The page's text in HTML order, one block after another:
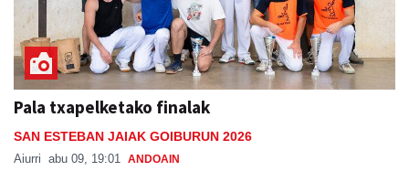
Pala txapelketako finalak
SAN ESTEBAN JAIAK GOIBURUN 2026
Aiurri abu 09, 19:01 ANDOAIN